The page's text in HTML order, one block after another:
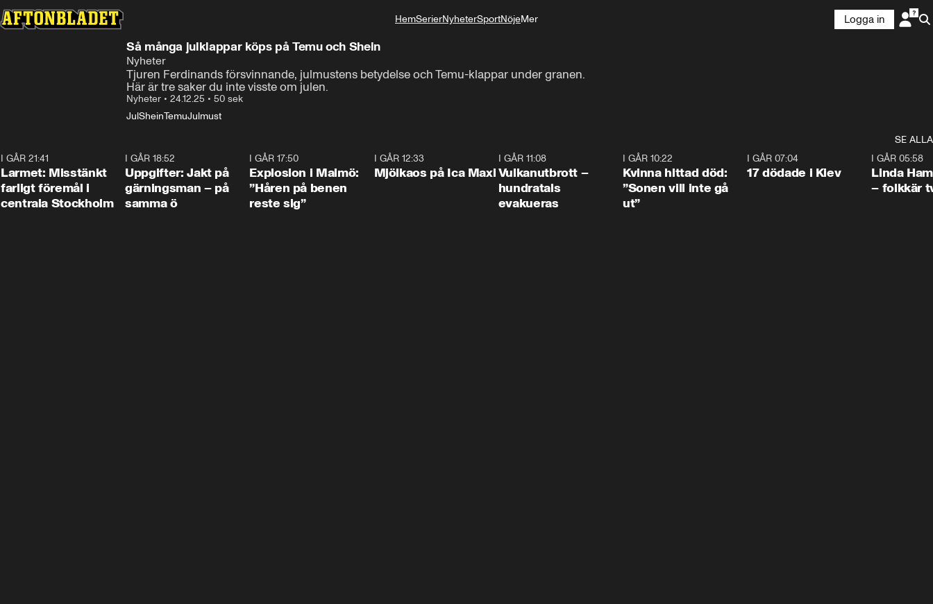
HemSerierNyheterSportNöjeMer
Logga in
Så många julklappar köps på Temu och Shein
Nyheter
Tjuren Ferdinands försvinnande, julmustens betydelse och Temu-klappar under granen.
Här är tre saker du inte visste om julen.
Nyheter • 24.12.25 • 50 sek
JulSheinTemuJulmust
SE ALLA
I GÅR 21:41
Larmet: Misstänkt
farligt föremål i
centrala Stockholm
I GÅR 18:52
Uppgifter: Jakt på
gärningsman – på
samma ö
I GÅR 17:50
Explosion i Malmö:
”Håren på benen
reste sig”
I GÅR 12:33
Mjölkaos på Ica Maxi
I GÅR 11:08
Vulkanutbrott –
hundratals
evakueras
I GÅR 10:22
Kvinna hittad död:
”Sonen vill inte gå
ut”
I GÅR 07:04
17 dödade i Kiev
I GÅR 05:58
Linda
– folkkär